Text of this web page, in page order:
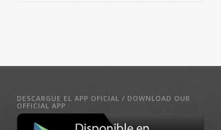
DESCARGUE EL APP OFICIAL / DOWNLOAD OUR
OFFICIAL APP